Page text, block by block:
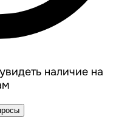
наличие на